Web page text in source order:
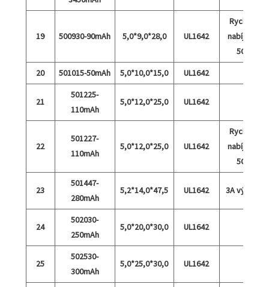
19 500930-90mAh 5,0*9,0*28,0 UL1642
Rychlé
nabíjení
5C
20
501015-50mAh 5,0*10,0*15,0 UL1642
21
501225-
110mAh
5,0*12,0*25,0 UL1642
22
501227-
110mAh
5,0*12,0*25,0 UL1642
Rychlé
nabíjení
5C
23
501447-
280mAh
5,2*14,0*47,5 UL1642 3A výboj
24
502030-
250mAh
5,0*20,0*30,0 UL1642
25
502530-
300mAh
5,0*25,0*30,0 UL1642